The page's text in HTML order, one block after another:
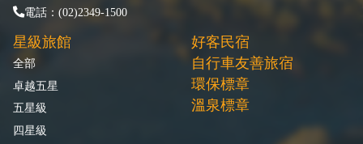
電話：(02)2349-1500
星級旅館
全部
卓越五星
五星級
四星級
好客民宿
自行車友善旅宿
環保標章
溫泉標章